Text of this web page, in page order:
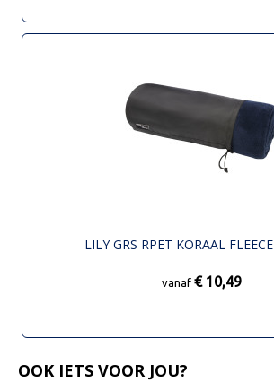
LILY GRS RPET KORAAL
vanaf € 10,49
OOK IETS VOOR JOU?